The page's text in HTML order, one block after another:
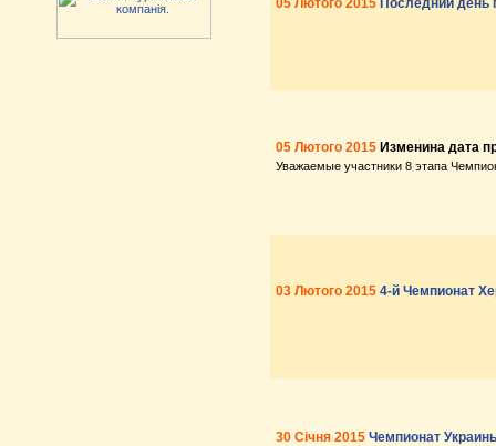
05 Лютого 2015 Последний день
05 Лютого 2015 Изменина дата
Уважаемые участники 8 этапа
03 Лютого 2015 4-й Чемпионат
30 Січня 2015 Чемпионат